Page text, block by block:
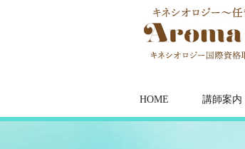
HOME 講師案内